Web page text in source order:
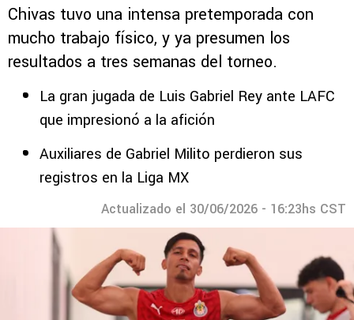
Chivas tuvo una intensa pretemporada con
mucho trabajo físico, y ya presumen los
resultados a tres semanas del torneo.
La gran jugada de Luis Gabriel Rey ante LAFC
que impresionó a la afición
Auxiliares de Gabriel Milito perdieron sus
registros en la Liga MX
Actualizado el 30/06/2026 - 16:23hs CST